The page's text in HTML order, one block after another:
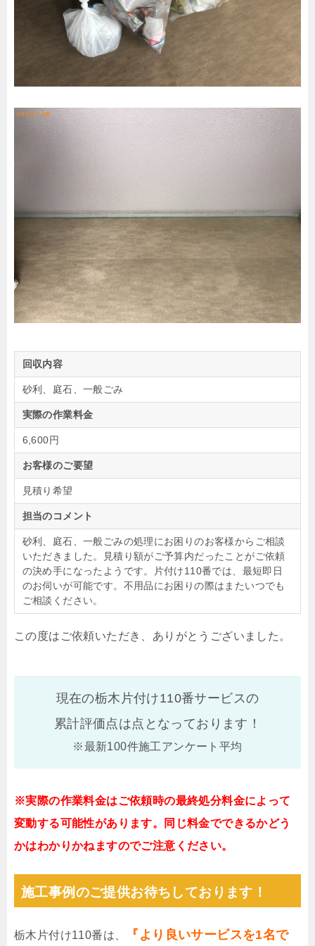
回収内容
砂利、庭石、一般ごみ
実際の作業料金
6,600円
お客様のご要望
見積り希望
担当のコメント
砂利、庭石、一般ごみの処理にお困りのお客様からご相談
いただきました。見積り額がご予算内だったことがご依頼
の決め手になったようです。片付け110番では、最短即日
のお伺いが可能です。不用品にお困りの際はまたいつでも
ご相談ください。
この度はご依頼いただき、ありがとうございました。
現在の栃木片付け110番サービスの
累計評価点は点となっております！
※最新100件施工アンケート平均
※実際の作業料金はご依頼時の最終処分料金によって
変動する可能性があります。同じ料金でできるかどう
かはわかりかねますのでご注意ください。
施工事例のご提供お待ちしております！
栃木片付け110番は、 『より良いサービスを1名で